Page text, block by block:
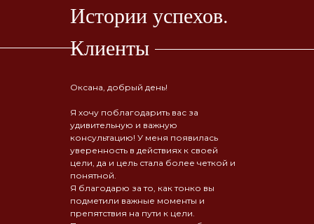
Оксана, добрый день!
Я хочу поблагодарить вас за
удивительную и важную
консультацию! У меня появилась
уверенность в действиях к своей
цели, да и цель стала более четкой и
понятной.
Я благодарю за то, как тонко вы
подметили важные моменты и
препятствия на пути к цели.
Истории успехов.
Клиенты